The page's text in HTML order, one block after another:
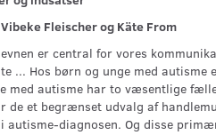
Fleischer og Käte From
er central for vores
... Hos børn og unge med autisme
med autisme har to væsentlige
de et begrænset udvalg af
diagnosen. Og disse